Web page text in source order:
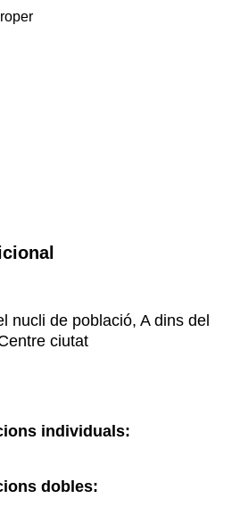
nucli de població, A dins del
ciutat
individuals:
dobles: